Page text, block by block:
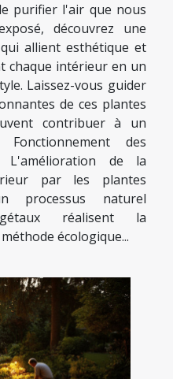
purifier l'air que nous
découvrez une
allient esthétique et
chaque intérieur en un
Laissez-vous guider
de ces plantes
contribuer à un
des
L'amélioration de la
par les plantes
processus naturel
réalisent la
écologique...